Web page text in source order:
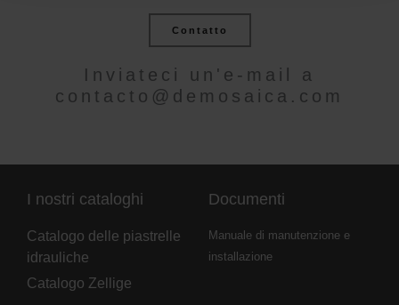
Contatto
Inviateci un'e-mail a
contacto@demosaica.com
I nostri cataloghi
Catalogo delle piastrelle
idrauliche
Catalogo Zellige
Documenti
Manuale di manutenzione e
installazione